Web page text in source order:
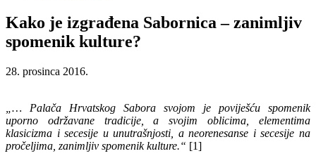
Kako je izgrađena Sabornica – zanimljiv
spomenik kulture?
28. prosinca 2016.
„… Palača Hrvatskog Sabora svojom je poviješću spomenik
uporno održavane tradicije, a svojim oblicima, elementima
klasicizma i secesije u unutrašnjosti, a neorenesanse i secesije na
pročeljima, zanimljiv spomenik kulture.“ [1]